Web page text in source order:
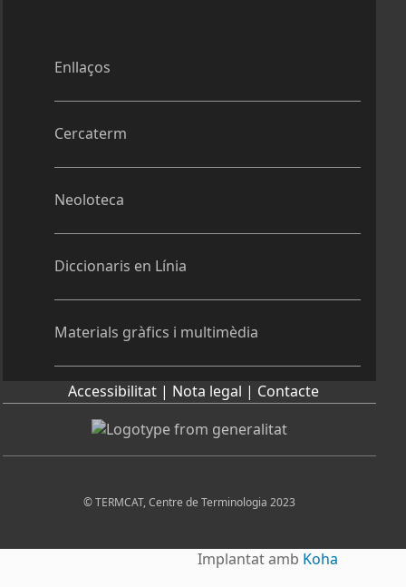
Enllaços
Cercaterm
Neoloteca
Diccionaris en Línia
Materials gràfics i multimèdia
Accessibilitat | Nota legal | Contacte
© TERMCAT, Centre de Terminologia 2023
Implantat amb Koha